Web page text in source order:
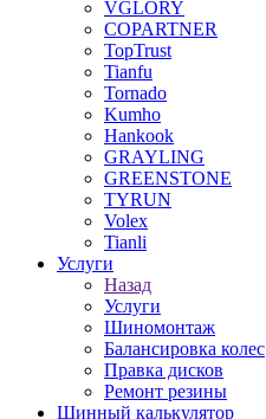
VGLORY
COPARTNER
TopTrust
Tianfu
Tornado
Kumho
Hankook
GRAYLING
GREENSTONE
TYRUN
Volex
Tianli
Услуги
Назад
Услуги
Шиномонтаж
Балансировка колес
Правка дисков
Ремонт резины
Шинный калькулятор